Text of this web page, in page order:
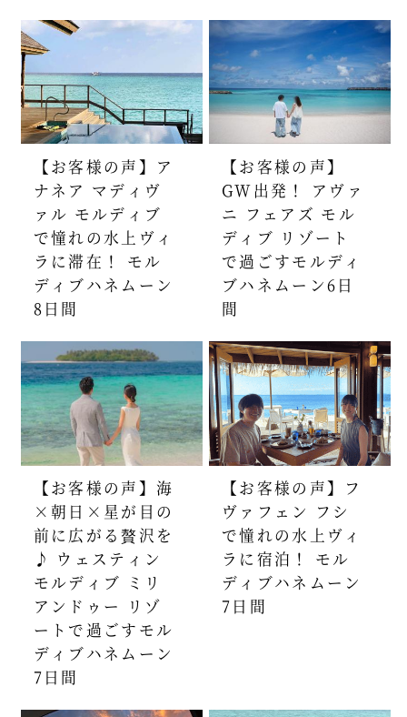
【お客様の声】ア
ナネア マディヴ
ァル モルディブ
で憧れの水上ヴィ
ラに滞在！ モル
ディブハネムーン
8日間
【お客様の声】
GW出発！ アヴァ
ニ フェアズ モル
ディブ リゾート
で過ごすモルディ
ブハネムーン6日
間
【お客様の声】海
×朝日×星が目の
前に広がる贅沢を
♪ ウェスティン
モルディブ ミリ
アンドゥー リゾ
ートで過ごすモル
ディブハネムーン
7日間
【お客様の声】フ
ヴァフェン フシ
で憧れの水上ヴィ
ラに宿泊！ モル
ディブハネムーン
7日間